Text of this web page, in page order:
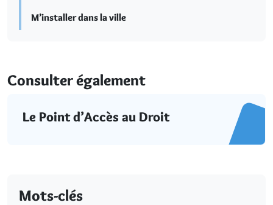
M’installer dans la ville
Consulter également
Le Point d’Accès au Droit
Mots-clés